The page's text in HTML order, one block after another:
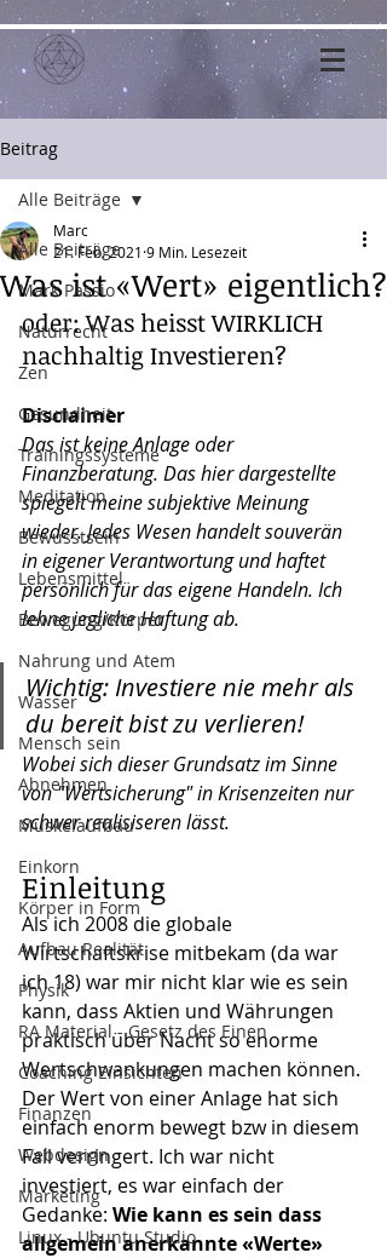
Beitrag
Alle Beiträge
Mark Passio
Naturrecht
Zen
Gesundheit
Trainingssysteme
Meditation
Bewusstsein
Lebensmittel
Bewegung/Körper
Nahrung und Atem
Wasser
Mensch sein
Abnehmen
Muskelaufbau
Einkorn
Körper in Form
Aufbau Realität
Physik
RA Material - Gesetz des Einen
Coaching Einsichten
Finanzen
Webdesign
Marketing
Linux - Ubuntu Studio
Alle Beiträge
Was ist «Wert» eigentlich?
Marc
21. Feb. 2021 9 Min. Lesezeit
oder: Was heisst WIRKLICH
nachhaltig Investieren?
Disclaimer
Das ist keine Anlage oder
Finanzberatung. Das hier dargestellte
spiegelt meine subjektive Meinung
wieder. Jedes Wesen handelt souverän
in eigener Verantwortung und haftet
persönlich für das eigene Handeln. Ich
lehne jegliche Haftung ab.
Wichtig: Investiere nie mehr als
du bereit bist zu verlieren!
Wobei sich dieser Grundsatz im Sinne
von "Wertsicherung" in Krisenzeiten nur
schwer realisiseren lässt.
Einleitung
Als ich 2008 die globale
Wirtschaftskrise mitbekam (da war
ich 18) war mir nicht klar wie es sein
kann, dass Aktien und Währungen
praktisch über Nacht so enorme
Wertschwankungen machen können.
Der Wert von einer Anlage hat sich
einfach enorm bewegt bzw in diesem
Fall verringert. Ich war nicht
investiert, es war einfach der
Gedanke: Wie kann es sein dass
allgemein anerkannte «Werte»